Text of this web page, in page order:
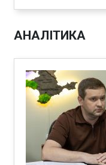
АНАЛІТИКА